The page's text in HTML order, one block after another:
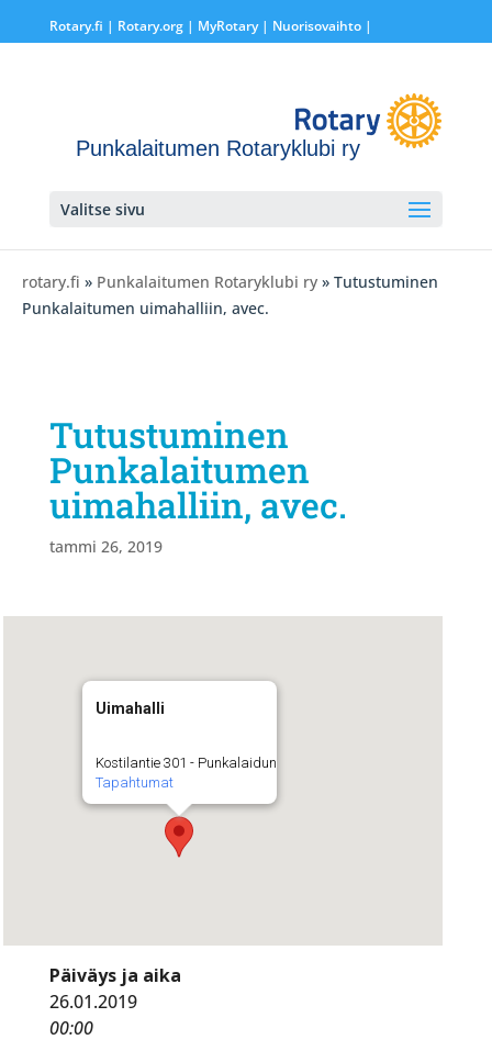
Rotary.fi | Rotary.org| MyRotary | Nuorisovaihto|
Punkalaitumen Rotaryklubi ry
Valitse sivu
rotary.fi » Punkalaitumen Rotaryklubi ry » Tutustuminen
Punkalaitumen uimahalliin, avec.
Tutustuminen
Punkalaitumen
uimahalliin, avec.
tammi 26, 2019
Uimahalli
Kostilantie 301 - Punkalaidun
Tapahtumat
Päiväys ja aika
26.01.2019
00:00